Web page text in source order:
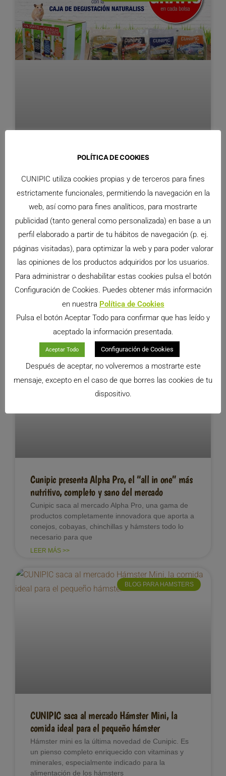
La mejor variedad de henos gourmet con la caja
degustación Naturaliss
Cunipic ha lanzado la nueva caja de degustación
de henos Cunipic, que contiene los cuatro henos
Naturaliss: el Timothy, el Salvaje, el heno de
montaña
LEER MÁS >>
Cunipic presenta Alpha Pro en Interzoo 2016
Interzoo 2016, celebrado a finales de mayo en
Nuremberg, para presentar la nueva gama de
productos Alpha Pro, una
LEER MÁS >>
ALIMENTACIÓN CHINCHILLAS
Cunipic presenta Alpha Pro, el “all in one” más
nutritivo, completo y sano del mercado
Cunipic saca al mercado Alpha Pro, una gama de
productos completamente innovadora que aporta a
conejos, cobayas, chinchillas y hámsters todo lo
necesario para que
LEER MÁS >>
BLOG PARA HAMSTERS
CUNIPIC saca al mercado Hámster Mini, la
comida ideal para el pequeño hámster
Hámster mini es la última novedad de Cunipic. Es
un pienso completo enriquecido con vitaminas y
minerales, especialmente indicado para la
alimentación de los hámsters
POLÍTICA DE COOKIES
CUNIPIC utiliza cookies propias y de terceros para fines
estrictamente funcionales, permitiendo la navegación en la
web, así como para fines analíticos, para mostrarte
publicidad (tanto general como personalizada) en base a un
perfil elaborado a partir de tu hábitos de navegación (p. ej.
páginas visitadas), para optimizar la web y para poder valorar
las opiniones de los productos adquiridos por los usuarios.
Para administrar o deshabilitar estas cookies pulsa el botón
Configuración de Cookies. Puedes obtener más información
en nuestra Política de Cookies
Pulsa el botón Aceptar Todo para confirmar que has leído y
aceptado la información presentada.
Aceptar Todo Configuración de Cookies
Después de aceptar, no volveremos a mostrarte este
mensaje, excepto en el caso de que borres las cookies de tu
dispositivo.